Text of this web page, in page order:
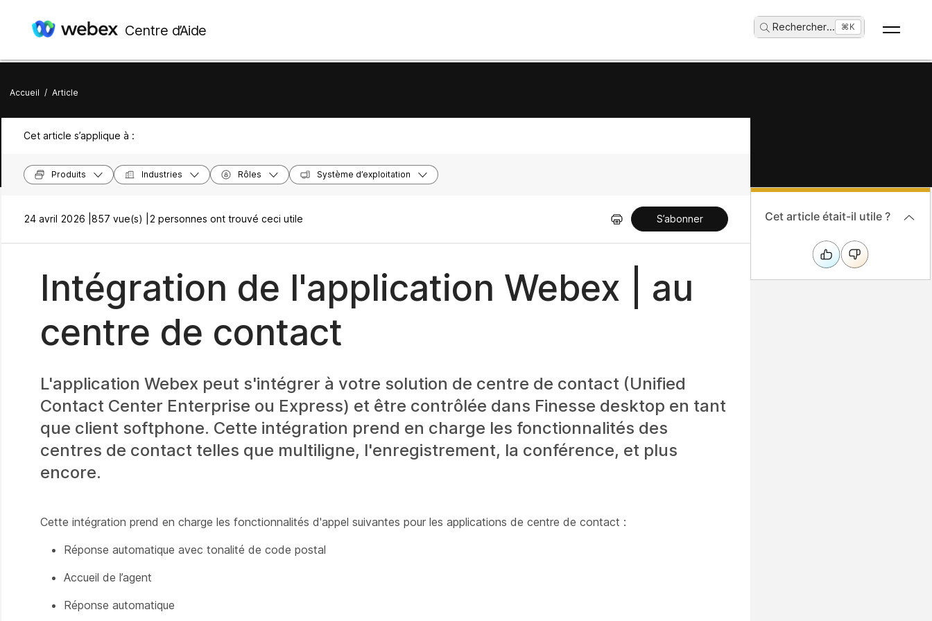
Centre d’Aide Rechercher... ⌘K
Accueil / Article
Cet article s’applique à :
Produits Industries Rôles Système d’exploitation
24 avril 2026 | 857 vue(s) | 2 personnes ont trouvé ceci utile S’abonner
Intégration de l'application Webex | au
centre de contact
L'application Webex peut s'intégrer à votre solution de centre de contact (Unified
Contact Center Enterprise ou Express) et être contrôlée dans Finesse desktop en tant
que client softphone. Cette intégration prend en charge les fonctionnalités des
centres de contact telles que multiligne, l'enregistrement, la conférence, et plus
encore.
Cette intégration prend en charge les fonctionnalités d'appel suivantes pour les applications de centre de contact :
Réponse automatique avec tonalité de code postal
Accueil de l’agent
Réponse automatique
Cet article était-il utile ?